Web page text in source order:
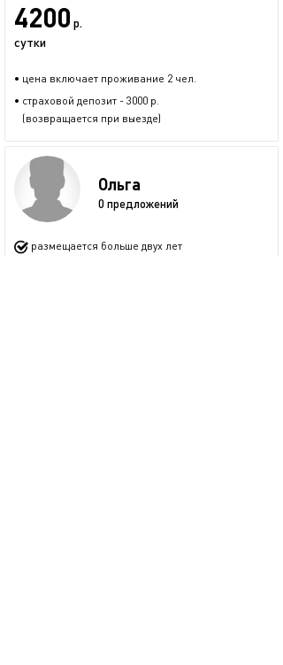
4200 р.
сутки
• цена включает проживание 2 чел.
• страховой депозит - 3000 р.
(возвращается при выезде)
Ольга
0 предложений
размещается больше двух лет